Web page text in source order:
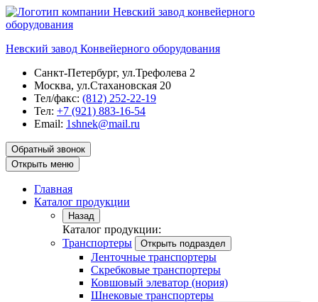
Невский завод Конвейерного оборудования
Санкт-Петербург, ул.Трефолева 2
Москва, ул.Стахановская 20
Тел/факс: (812) 252-22-19
Тел: +7 (921) 883-16-54
Email: 1shnek@mail.ru
Обратный звонок
Открыть меню
Главная
Каталог продукции
Назад
Каталог продукции:
Транспортеры
Открыть подраздел
Ленточные транспортеры
Скребковые транспортеры
Ковшовый элеватор (нория)
Шнековые транспортеры